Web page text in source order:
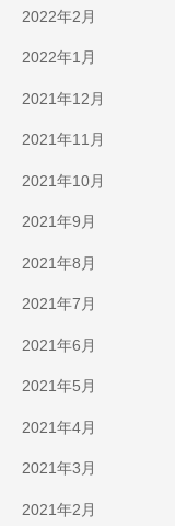
2022年2月
2022年1月
2021年12月
2021年11月
2021年10月
2021年9月
2021年8月
2021年7月
2021年6月
2021年5月
2021年4月
2021年3月
2021年2月